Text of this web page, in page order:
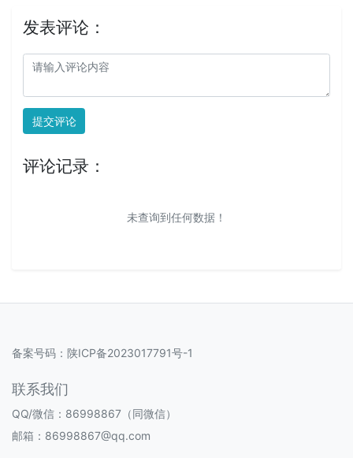
发表评论：
提交评论
评论记录：
未查询到任何数据！
备案号码： 陕ICP备2023017791号-1
联系我们
QQ/微信：86998867（同微信）
邮箱：86998867@qq.com